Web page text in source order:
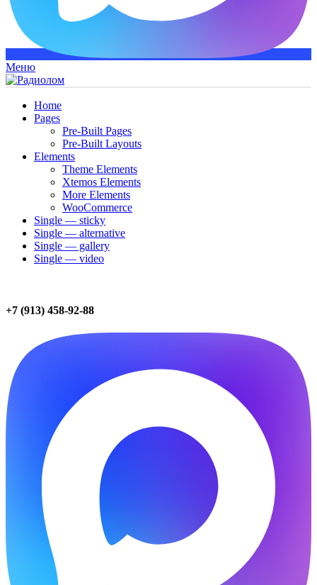
Меню
Home
Pages
Pre-Built Pages
Pre-Built Layouts
Elements
Theme Elements
Xtemos Elements
More Elements
WooCommerce
Single — sticky
Single — alternative
Single — gallery
Single — video
+7 (913) 458-92-88